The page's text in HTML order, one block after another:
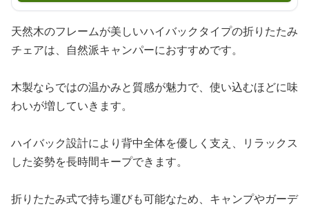
天然木のフレームが美しいハイバックタイプの折りたたみ
チェアは、自然派キャンパーにおすすめです。
木製ならではの温かみと質感が魅力で、使い込むほどに味
わいが増していきます。
ハイバック設計により背中全体を優しく支え、リラックス
した姿勢を長時間キープできます。
折りたたみ式で持ち運びも可能なため、キャンプやガーデ